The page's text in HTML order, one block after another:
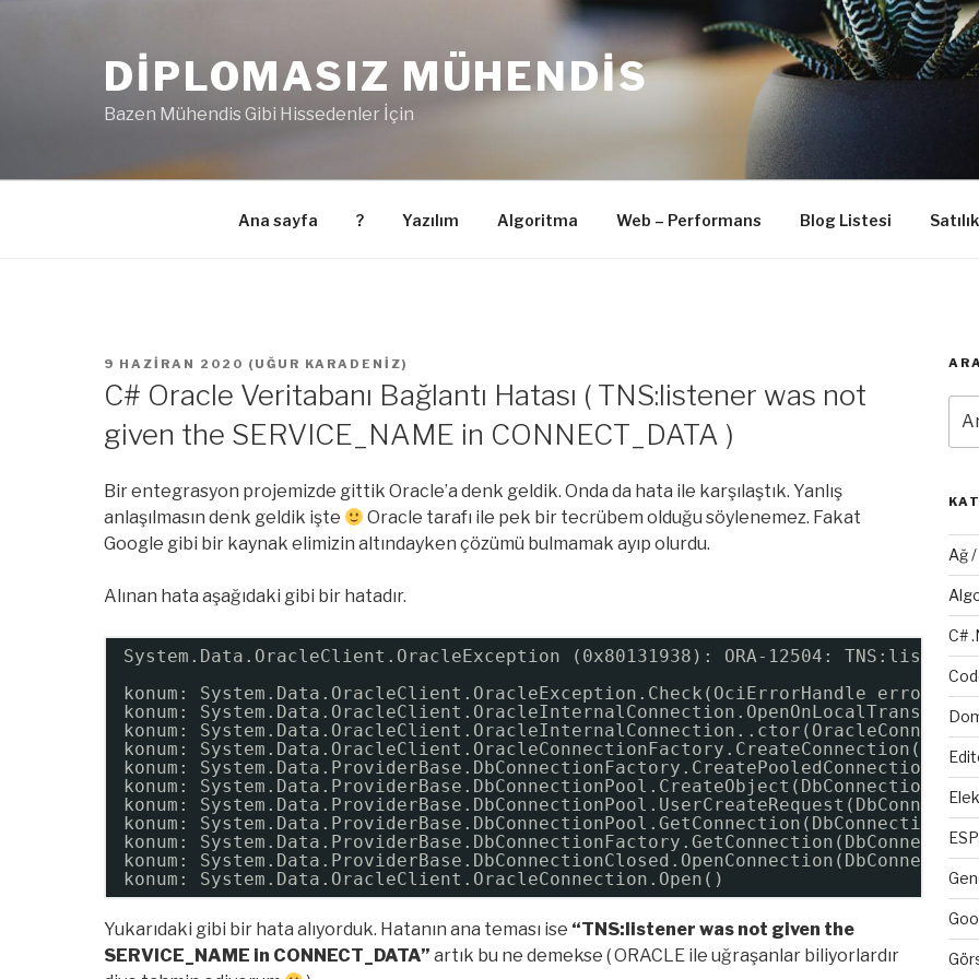
DIPLOMASIZ MÜHENDIS
Bazen Mühendis Gibi Hissedenler İçin
Ana sayfa ? Yazılım Algoritma Web – Performans Blog Listesi
YAYIM
TARIHI
9 HAZIRAN 2020 ( UĞUR KARADENIZ)
C# Oracle Veritabanı Bağlantı Hatası ( TNS:listener was not
given the SERVICE_NAME in CONNECT_DATA )
Bir entegrasyon projemizde gittik Oracle’a denk geldik. Onda da hata ile karşılaştık. Yanlış
anlaşılmasın denk geldik işte
Oracle tarafı ile pek bir tecrübem olduğu söylenemez. Fakat
Google gibi bir kaynak elimizin altındayken çözümü bulmamak ayıp olurdu.
Alınan hata aşağıdaki gibi bir hatadır.
System.Data.OracleClient.OracleException (0x80131938): ORA-12504: TNS:listener
konum: System.Data.OracleClient.OracleException.Check(OciErrorHandle
konum:
konum:
konum:
konum:
konum: System.Data.ProviderBase.DbConnectionPool.CreateObject(DbConnection
konum:
konum: System.Data.ProviderBase.DbConnectionPool.GetConnection(DbConnection
konum:
konum:
konum: System.Data.OracleClient.OracleConnection.Open()
Yukarıdaki gibi bir hata alıyorduk. Hatanın ana teması ise “TNS:listener was not given the
SERVICE_NAME in CONNECT_DATA” artık bu ne demekse ( ORACLE ile uğraşanlar biliyorlardır
Ağ
C#